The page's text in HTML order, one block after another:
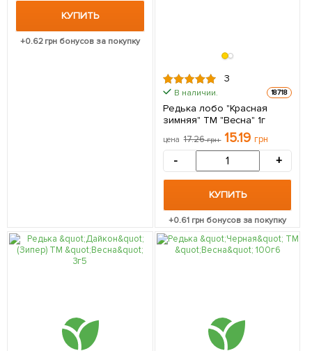
КУПИТЬ
+0.62грн бонусов за покупку
3
В наличии. 18718
Редька лобо "Красная
зимняя" ТМ "Весна" 1г
цена 17.26грн 15.19 грн
- +
КУПИТЬ
+0.61грн бонусов за покупку